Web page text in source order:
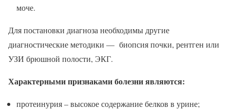
моче.
Для постановки диагноза необходимы другие
диагностические методики — биопсия почки, рентген или
УЗИ брюшной полости, ЭКГ.
Характерными признаками болезни являются:
протеинурия – высокое содержание белков в урине;